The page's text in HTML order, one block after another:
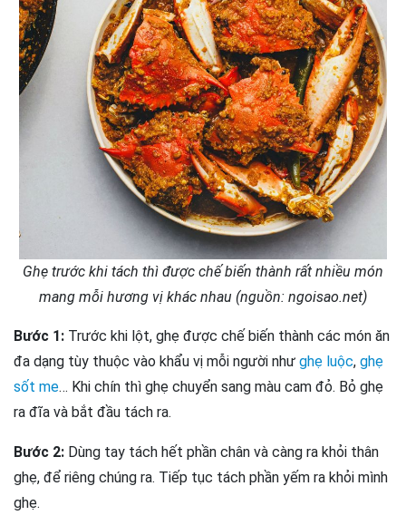
Ghẹ trước khi tách thì được chế biến thành rất nhiều món
mang mỗi hương vị khác nhau (nguồn: ngoisao.net)
Bước 1: Trước khi lột, ghẹ được chế biến thành các món ăn
đa dạng tùy thuộc vào khẩu vị mỗi người như ghẹ luộc, ghẹ
sốt me… Khi chín thì ghẹ chuyển sang màu cam đỏ. Bỏ ghẹ
ra đĩa và bắt đầu tách ra.
Bước 2: Dùng tay tách hết phần chân và càng ra khỏi thân
ghẹ, để riêng chúng ra. Tiếp tục tách phần yếm ra khỏi mình
ghẹ.